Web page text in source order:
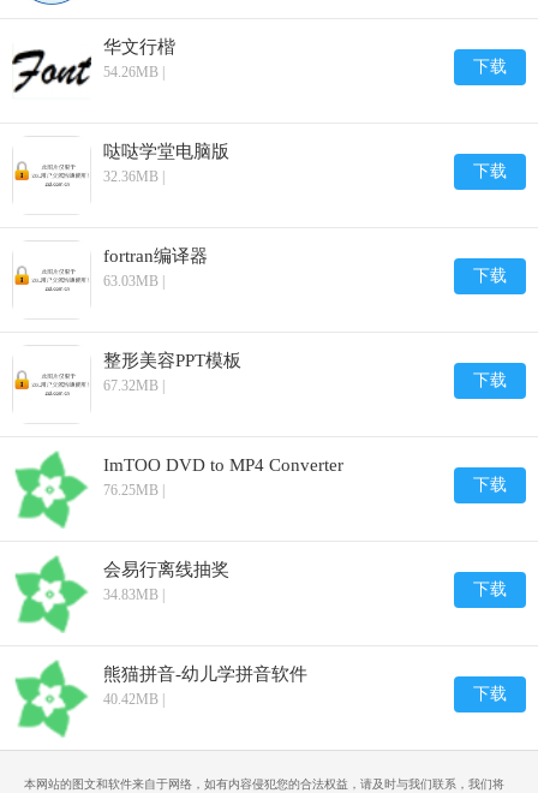
华文行楷
54.26MB | 下载
哒哒学堂电脑版
32.36MB | 下载
fortran编译器
63.03MB | 下载
整形美容PPT模板
67.32MB | 下载
ImTOO DVD to MP4 Converter
76.25MB | 下载
会易行离线抽奖
34.83MB | 下载
熊猫拼音-幼儿学拼音软件
40.42MB | 下载
本网站的图文和软件来自于网络，如有内容侵犯您的合法权益，请及时与我们联系，我们将